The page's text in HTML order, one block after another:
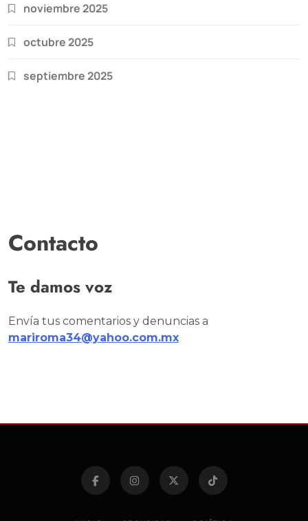
noviembre 2025
octubre 2025
septiembre 2025
Contacto
Te damos voz
Envía tus comentarios y denuncias a
mariroma34@yahoo.com.mx